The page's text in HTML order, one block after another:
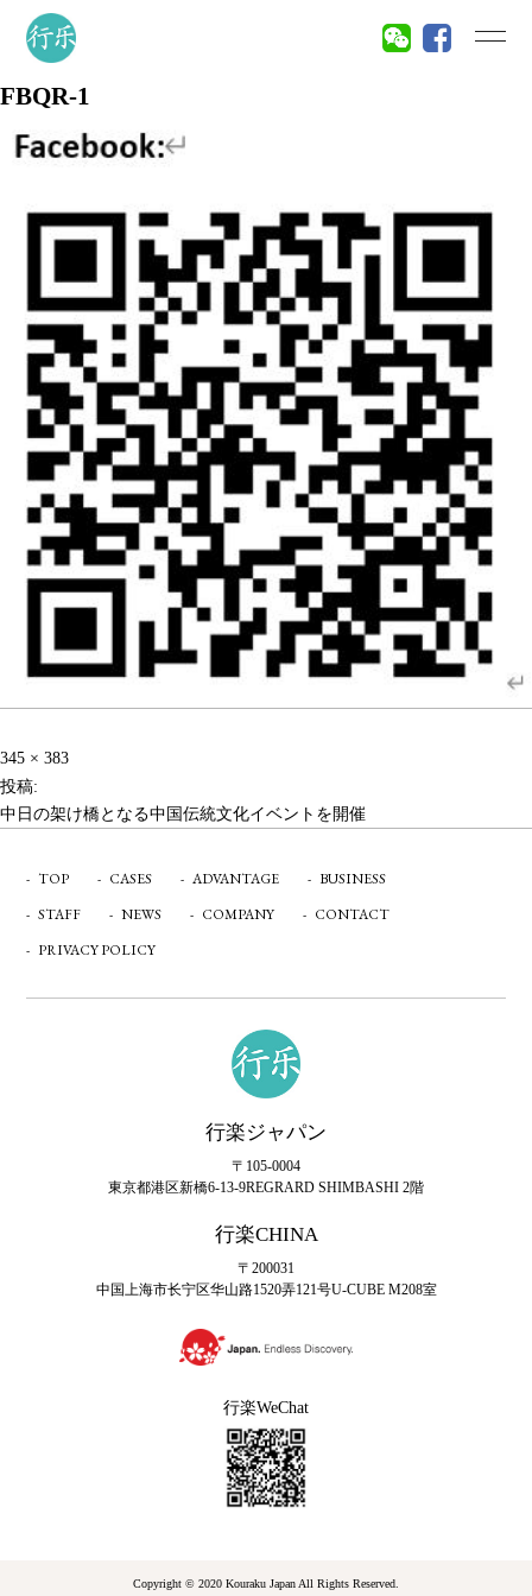
FBQR-1
フ
ル
サ
345 × 383
稿
ナ
投稿:
中日の架け橋となる中国伝統文化イベントを開催
TOP CASES ADVANTAGE
BUSINESS
STAFF
NEWS COMPANY
CONTACT
PRIVACY POLICY
行楽ジャパン
〒105-0004
東京都港区新橋6-13-9REGRARD SHIMBASHI 2階
行楽CHINA
〒200031
中国上海市长宁区华山路1520弄121号U-CUBE M208室
行楽WeChat
Copyright © 2020 Kouraku Japan All Rights Reserved.